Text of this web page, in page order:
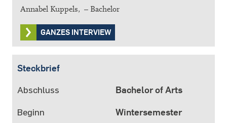
Annabel Kuppels, – Bachelor
GANZES INTERVIEW
Steckbrief
Abschluss Bachelor of Arts
Beginn Wintersemester